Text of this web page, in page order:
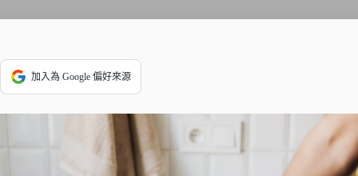
加入為 Google 偏好來源